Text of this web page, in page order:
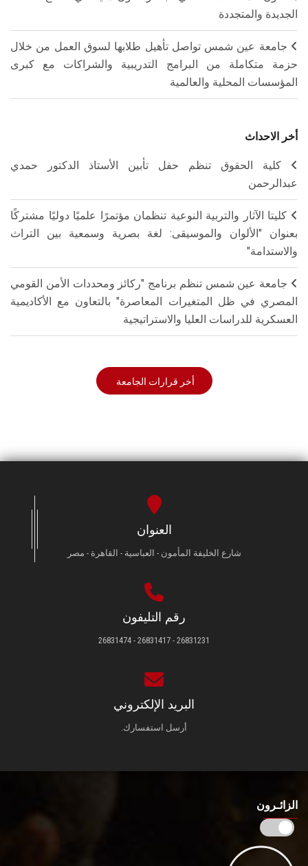
الجديدة والمتجددة
جامعة عين شمس تواصل تأهيل طلابها لسوق العمل من خلال
حزمة متكاملة من البرامج التدريبية والشراكات مع كبرى
المؤسسات المحلية والعالمية
أخر الاحداث
كلية الحقوق تنظم حفل تأبين الأستاذ الدكتور حمدي
عبدالرحمن
كليتا الآثار والتربية النوعية تنظمان مؤتمرًا علميًا دوليًا مشتركًا
بعنوان "الألوان والموسيقى: لغة بصرية وسمعية بين التراث
والاستدامة"
جامعة عين شمس تنظم برنامج "ركائز ومحددات الأمن القومي
المصري في ظل المتغيرات المعاصرة" بالتعاون مع الأكاديمية
العسكرية للدراسات العليا والاستراتيجية
أخر قرارات الجامعة
العنوان
شارع الخليفة المأمون - العباسية - القاهرة - مصر
رقم التليفون
26831231 - 26831417 - 26831474
البريد الإلكتروني
أرسل استفسارك.
الزائـرون